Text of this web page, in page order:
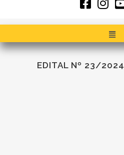
EDITAL Nº 23/2024